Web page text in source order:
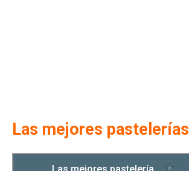
Las mejores pastelerías